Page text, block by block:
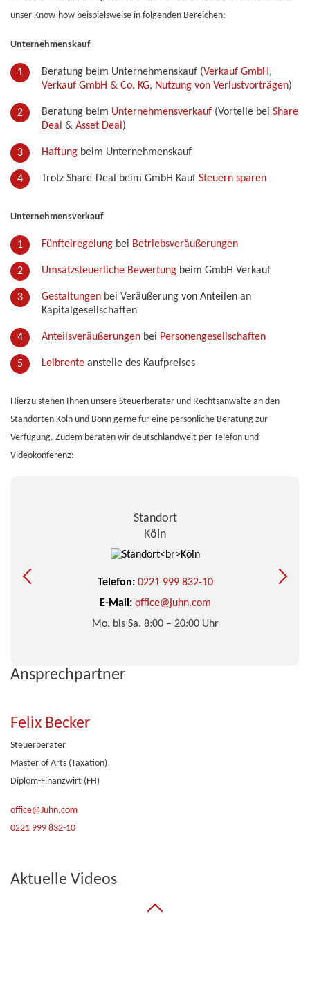
unser Know-how beispielsweise in folgenden Bereichen:
Unternehmenskauf
Beratung beim Unternehmenskauf (Verkauf GmbH,
Verkauf GmbH & Co. KG, Nutzung von Verlustvorträgen)
Beratung beim Unternehmensverkauf (Vorteile bei Share
Deal & Asset Deal )
Haftung beim Unternehmenskauf
Trotz Share-Deal beim GmbH Kauf Steuern sparen
Unternehmensverkauf
Fünftelregelung bei Betriebsveräußerungen
Umsatzsteuerliche Bewertung beim GmbH Verkauf
Gestaltungen bei Veräußerung von Anteilen an
Kapitalgesellschaften
Anteilsveräußerungen bei Personengesellschaften
Leibrente anstelle des Kaufpreises
Hierzu stehen Ihnen unsere Steuerberater und Rechtsanwälte an den
Standorten Köln und Bonn gerne für eine persönliche Beratung zur
Verfügung. Zudem beraten wir deutschlandweit per Telefon und
Videokonferenz:
Standort
Köln
Telefon: 0221 999 832-10
E-Mail: office@juhn.com
Mo. bis Sa. 8:00 – 20:00 Uhr
Ansprechpartner
Felix Becker
Steuerberater
Master of Arts (Taxation)
Diplom-Finanzwirt (FH)
office@Juhn.com
0221 999 832-10
Aktuelle Videos